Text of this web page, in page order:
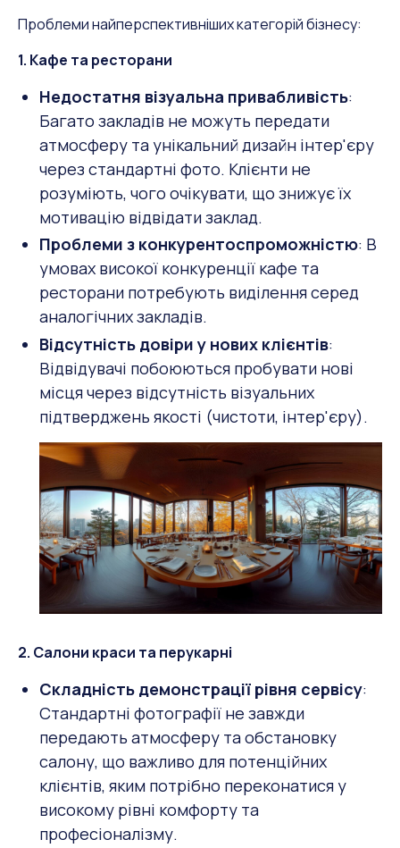
Проблеми найперспективніших категорій бізнесу:
1. Кафе та ресторани
Недостатня візуальна привабливість:
Багато закладів не можуть передати
атмосферу та унікальний дизайн інтер'єру
через стандартні фото. Клієнти не
розуміють, чого очікувати, що знижує їх
мотивацію відвідати заклад.
Проблеми з конкурентоспроможністю: В
умовах високої конкуренції кафе та
ресторани потребують виділення серед
аналогічних закладів.
Відсутність довіри у нових клієнтів:
Відвідувачі побоюються пробувати нові
місця через відсутність візуальних
підтверджень якості (чистоти, інтер'єру).
2. Салони краси та перукарні
Складність демонстрації рівня сервісу:
Стандартні фотографії не завжди
передають атмосферу та обстановку
салону, що важливо для потенційних
клієнтів, яким потрібно переконатися у
високому рівні комфорту та
професіоналізму.